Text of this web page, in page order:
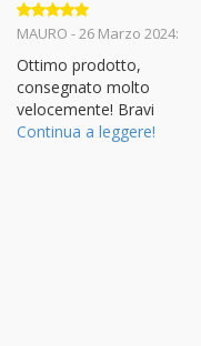
Valutato5
MAURO - 26 Marzo 2024:
Ottimo prodotto,
consegnato molto
velocemente! Bravi
Continua a leggere!